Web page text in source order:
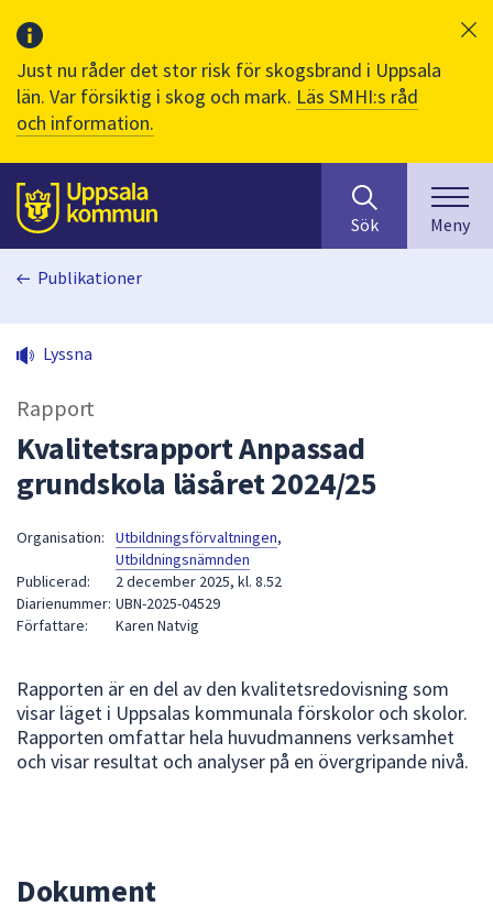
Just nu råder det stor risk för skogsbrand i Uppsala
län. Var försiktig i skog och mark. Läs SMHI:s råd
och information.
Till sidans
huvudinnehåll
efter
innehåll
på
sökfältet
kommer
sökförslag
för
att
navigera
mellan
Sök Meny
Publikationer
Lyssna
Rapport
Kvalitetsrapport Anpassad
grundskola läsåret 2024/25
Organisation: Utbildningsförvaltningen,
Utbildningsnämnden
Publicerad:
2 december 2025, kl. 8.52
Diarienummer: UBN-2025-04529
Författare:
Karen Natvig
Rapporten är en del av den kvalitetsredovisning som
visar läget i Uppsalas kommunala förskolor och skolor.
Rapporten omfattar hela huvudmannens verksamhet
och visar resultat och analyser på en övergripande nivå.
Dokument